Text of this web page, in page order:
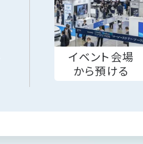
イベント会場
から預ける